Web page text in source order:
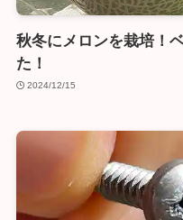
秋冬にメロンを栽培！
た！
2024/12/15